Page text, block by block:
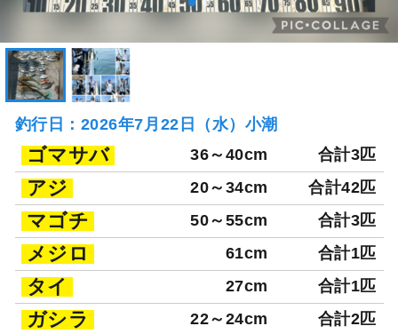
釣行日：2026年7月22日（水）小潮
ゴマサバ 36～40cm 合計3匹
アジ 20～34cm 合計42匹
マゴチ 50～55cm 合計3匹
メジロ 61cm 合計1匹
タイ 27cm 合計1匹
ガシラ 22～24cm 合計2匹